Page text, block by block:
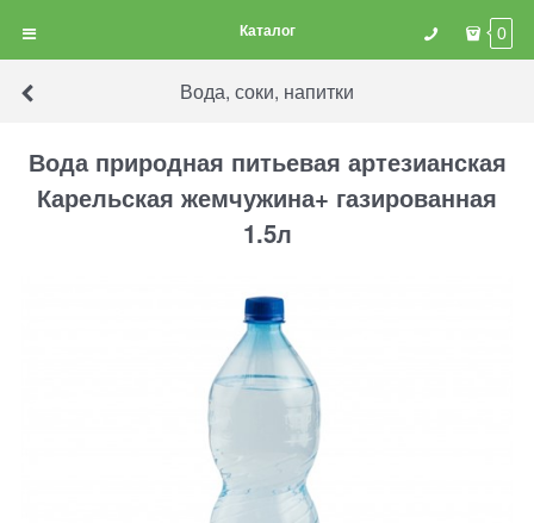
Каталог 0
Вода, соки, напитки
Вода природная питьевая артезианская
Карельская жемчужина+ газированная
1.5л